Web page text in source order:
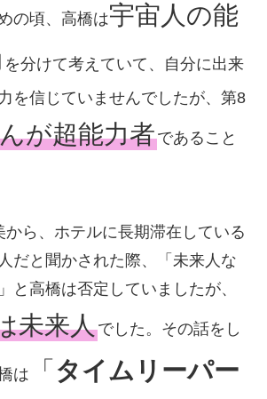
の頃、高橋は宇宙人の能
を分けて考えていて、自分に出来
を信じていませんでしたが、第8
が超能力者であること
から、ホテルに長期滞在している
だと聞かされた際、「未来人な
と高橋は否定していましたが、
未来人でした。その話をし
は 「 タイムリーパー